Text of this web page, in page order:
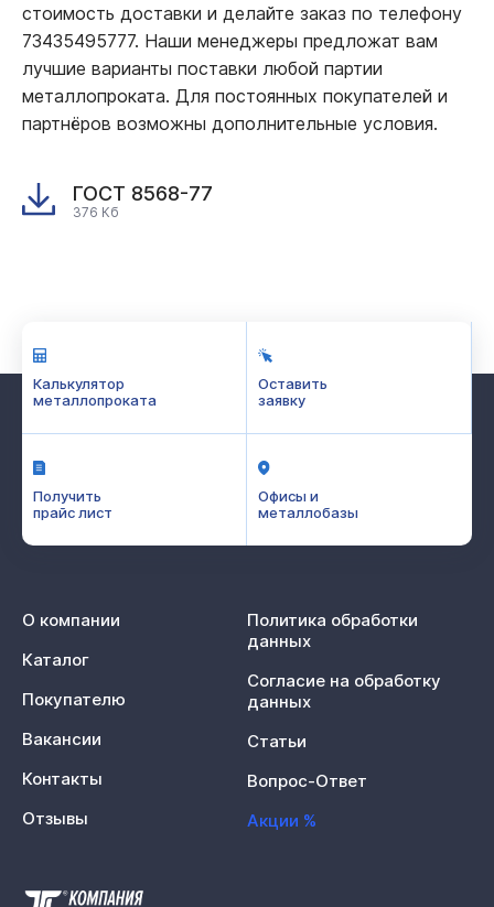
стоимость доставки и делайте заказ по телефону
73435495777. Наши менеджеры предложат вам
лучшие варианты поставки любой партии
металлопроката. Для постоянных покупателей и
партнёров возможны дополнительные условия.
ГОСТ 8568-77
376 Кб
Калькулятор
металлопроката
Оставить
заявку
Получить
прайс лист
Офисы и
металлобазы
О компании
Каталог
Покупателю
Вакансии
Контакты
Отзывы
Политика обработки
данных
Согласие на обработку
данных
Статьи
Вопрос-Ответ
Акции %